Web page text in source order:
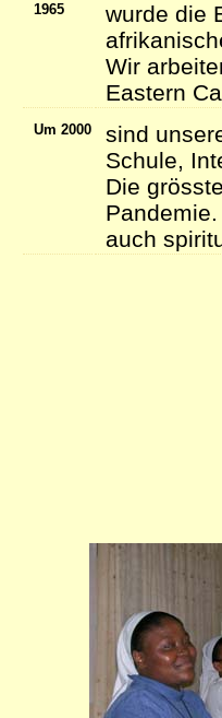
1965
wurde die
Wir
Eastern
Um 2000
sind
Schule,
Die
auch